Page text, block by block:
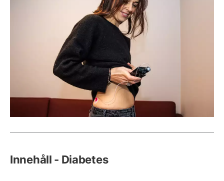
Innehåll - Diabetes